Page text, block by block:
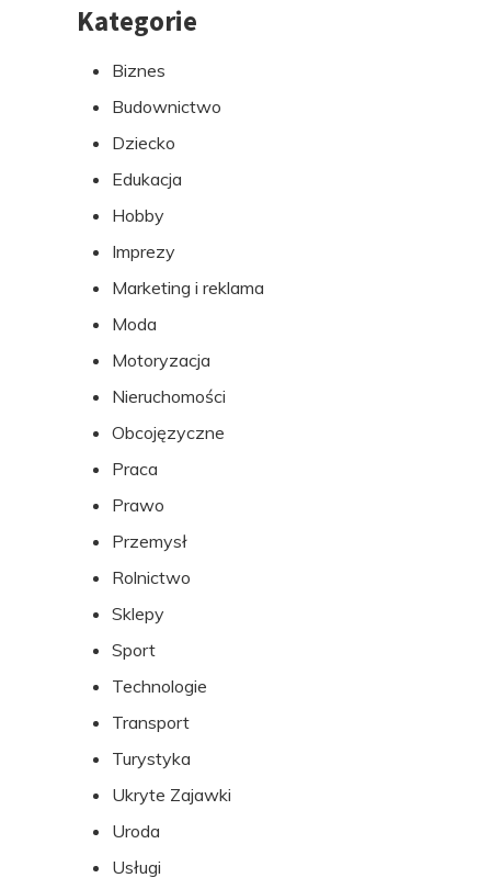
PrzejdźKategorie
Biznes
Budownictwo
Dziecko
Edukacja
Hobby
Imprezy
Marketing i reklama
Moda
Motoryzacja
Nieruchomości
Obcojęzyczne
Praca
Prawo
Przemysł
Rolnictwo
Sklepy
Sport
Technologie
Transport
Turystyka
Ukryte Zajawki
Uroda
Usługi